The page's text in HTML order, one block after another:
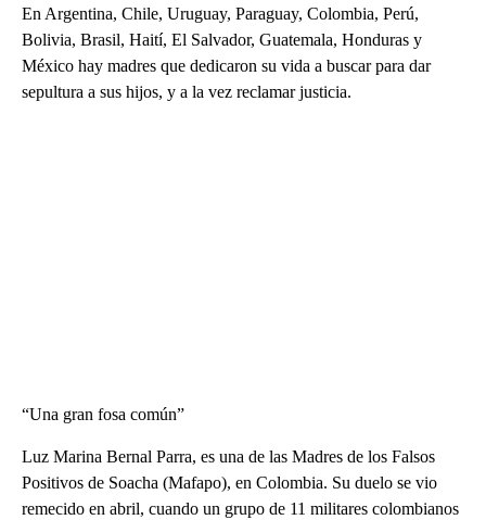
En Argentina, Chile, Uruguay, Paraguay, Colombia, Perú,
Bolivia, Brasil, Haití, El Salvador, Guatemala, Honduras y
México hay madres que dedicaron su vida a buscar para dar
sepultura a sus hijos, y a la vez reclamar justicia.
“Una gran fosa común”
Luz Marina Bernal Parra, es una de las Madres de los Falsos
Positivos de Soacha (Mafapo), en Colombia. Su duelo se vio
remecido en abril, cuando un grupo de 11 militares colombianos